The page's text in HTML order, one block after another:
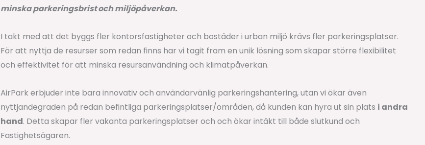
minska parkeringsbrist och miljöpåverkan.
I takt med att det byggs fler kontorsfastigheter och bostäder i urban miljö krävs fler parkeringsplatser.
För att nyttja de resurser som redan finns har vi tagit fram en unik lösning som skapar större flexibilitet
och effektivitet för att minska resursanvändning och klimatpåverkan.
AirPark erbjuder inte bara innovativ och användarvänlig parkeringshantering, utan vi ökar även
nyttjandegraden på redan befintliga parkeringsplatser/områden, då kunden kan hyra ut sin plats i andra
hand. Detta skapar fler vakanta parkeringsplatser och och ökar intäkt till både slutkund och
Fastighetsägaren.